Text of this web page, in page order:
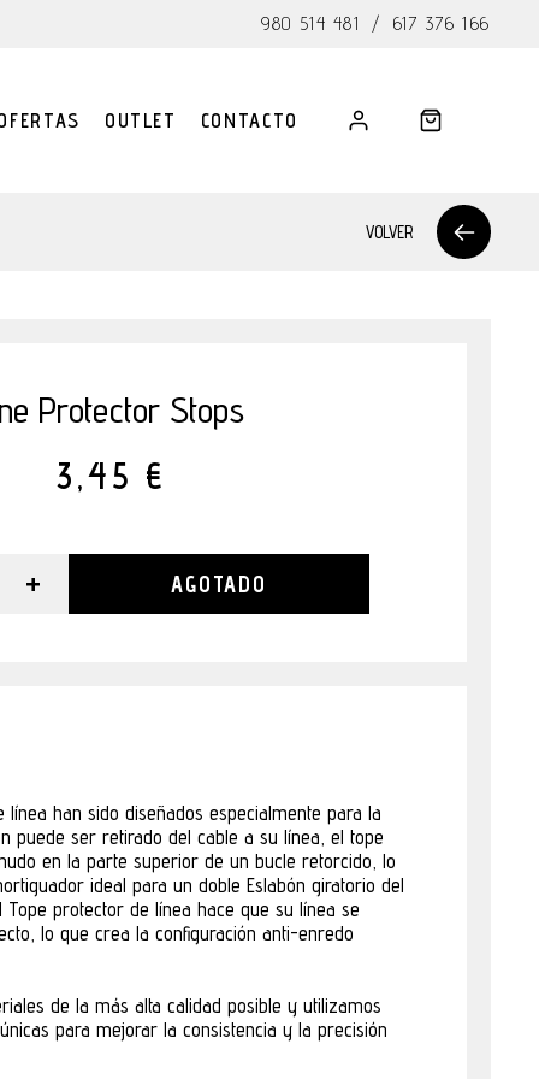
980 514 481 / 617 376 166
OUTLET CONTACTO
VOLVER
Protector Stops
3,45 €
+ AGOTADO
han sido diseñados especialmente para la
puede ser retirado del cable a su línea, el tope
en la parte superior de un bucle retorcido, lo
ideal para un doble Eslabón giratorio del
Tope protector de línea hace que su línea se
lo que crea la configuración anti-enredo
de la más alta calidad posible y utilizamos
para mejorar la consistencia y la precisión